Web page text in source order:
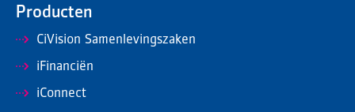
Producten
CiVision Samenlevingszaken
iFinanciën
iConnect